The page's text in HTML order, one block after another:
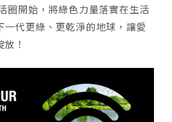
圈開始，將綠色力量落實在生活
一代更綠、更乾淨的地球，讓愛
！